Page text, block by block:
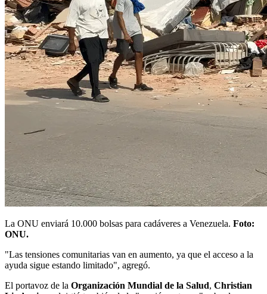
La ONU enviará 10.000 bolsas para cadáveres a Venezuela. Foto:
ONU.
"Las tensiones comunitarias van en aumento, ya que el acceso a la
ayuda sigue estando limitado", agregó.
El portavoz de la Organización Mundial de la Salud, Christian